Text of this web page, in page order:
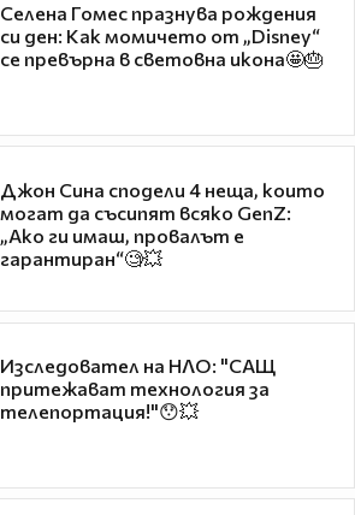
Селена Гомес празнува рождения
си ден: Как момичето от „Disney“
се превърна в световна икона🤩🎂
Джон Сина сподели 4 неща, които
могат да съсипят всяко GenZ:
„Ако ги имаш, провалът е
гарантиран“🧐💥
Изследовател на НЛО: "САЩ
притежават технология за
телепортация!"😯💥